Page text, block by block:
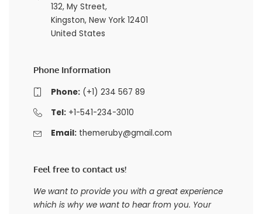
132, My Street,
Kingston, New York 12401
United States
Phone Information
Phone:(+1) 234 567 89
Tel:+1-541-234-3010
Email: themeruby@gmail.com
Feel free to contact us!
We want to provide you with a great experience
which is why we want to hear from you. Your